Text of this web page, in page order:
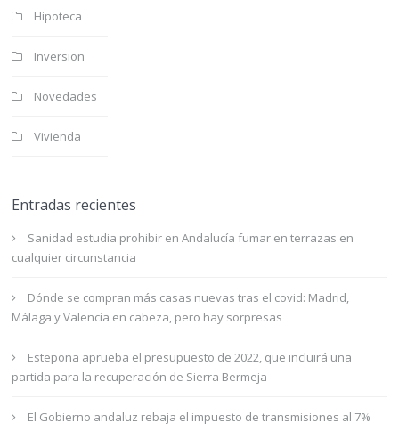
Hipoteca
Inversion
Novedades
Vivienda
Entradas recientes
Sanidad estudia prohibir en Andalucía fumar en terrazas en
cualquier circunstancia
Dónde se compran más casas nuevas tras el covid: Madrid,
Málaga y Valencia en cabeza, pero hay sorpresas
Estepona aprueba el presupuesto de 2022, que incluirá una
partida para la recuperación de Sierra Bermeja
El Gobierno andaluz rebaja el impuesto de transmisiones al 7%